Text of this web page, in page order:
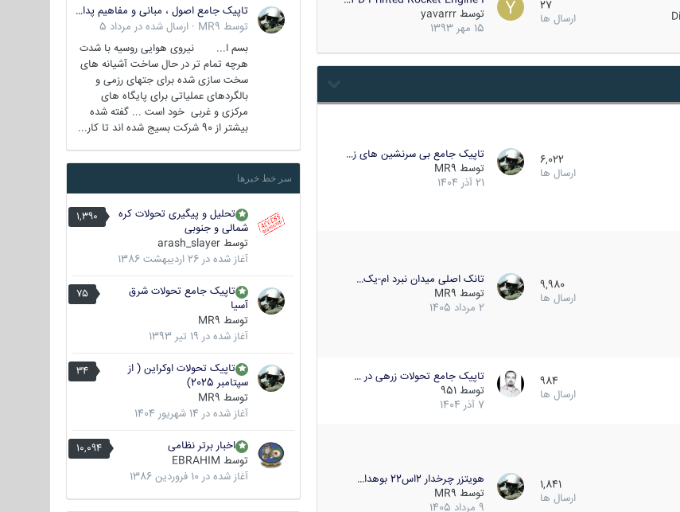
27
ارسال ها
توسط yavarrr
15 مهر 1393
6,022
ارسال ها
تاپیک جامع بی سرنشین های ز…
توسط MR9
21 آذر 1404
9,980
ارسال ها
تانک اصلی میدان نبرد ام-یک…
توسط MR9
2 مرداد 1405
984
ارسال ها
تاپیک جامع تحولات زرهی در …
توسط 951
7 آذر 1404
1,841
ارسال ها
هویتزر چرخدار 2اس22 بوهدا…
توسط MR9
9 مرداد 1405
تاپیک جامع اصول ، مبانی و مفاهیم پدافند غیر عامل
توسط MR9
· ارسال شده در مرداد 5
بسم ا... نیروی هوایی روسیه با شدت
هرچه تمام تر در حال ساخت آشیانه های
سخت سازی شده برای جتهای رزمی و
بالگردهای عملیاتی برای پایگاه های
مرکزی و غربی خود است ... گفته شده
بیشتر از 90 شرکت بسیج شده اند تا کار...
سر خط خبرها
1,390
تحلیل و پیگیری تحولات کره
شمالی و جنوبی
توسط arash_slayer
آغاز شده در 26 اردیبهشت 1386
75
تاپیک جامع تحولات شرق
آسیا
توسط MR9
آغاز شده در 19 تیر 1393
34
تاپیک تحولات اوکراین ( از
سپتامبر 2025)
توسط MR9
آغاز شده در 14 شهریور 1404
10,094
اخبار برتر نظامی
توسط EBRAHIM
آغاز شده در 10 فروردین 1386